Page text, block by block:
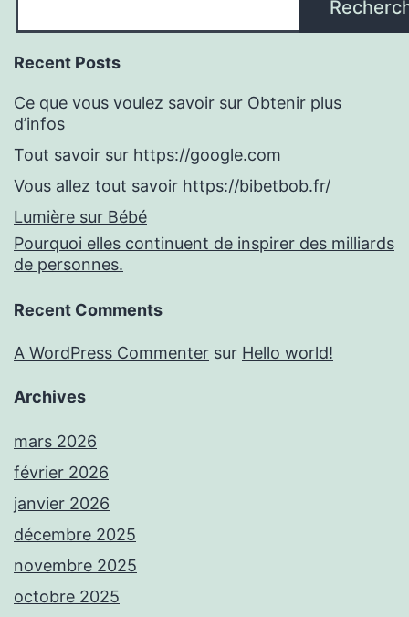
Recent Posts
Ce que vous voulez savoir sur Obtenir plus
d’infos
Tout savoir sur https://google.com
Vous allez tout savoir https://bibetbob.fr/
Lumière sur Bébé
Pourquoi elles continuent de inspirer des milliards
de personnes.
Recent Comments
A WordPress Commenter sur Hello world!
Archives
mars 2026
février 2026
janvier 2026
décembre 2025
novembre 2025
octobre 2025